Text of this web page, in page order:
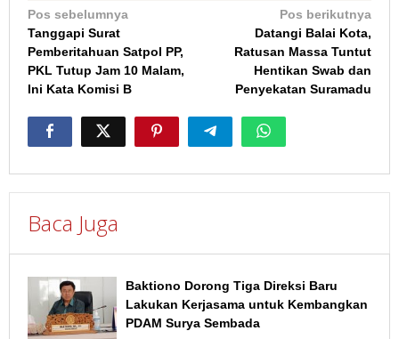
Navigasi
pos
Pos sebelumnya
Tanggapi Surat
Pemberitahuan Satpol PP,
PKL Tutup Jam 10 Malam,
Ini Kata Komisi B
Pos berikutnya
Datangi Balai Kota,
Ratusan Massa Tuntut
Hentikan Swab dan
Penyekatan Suramadu
Baca Juga
Baktiono Dorong Tiga Direksi Baru
Lakukan Kerjasama untuk Kembangkan
PDAM Surya Sembada